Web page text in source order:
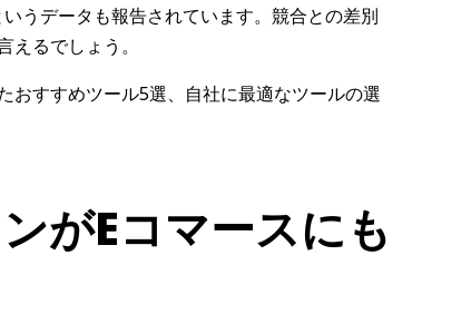
うデータも報告されています。競合との差別
るでしょう。
おすすめツール5選、自社に最適なツールの選
がEコマースにも